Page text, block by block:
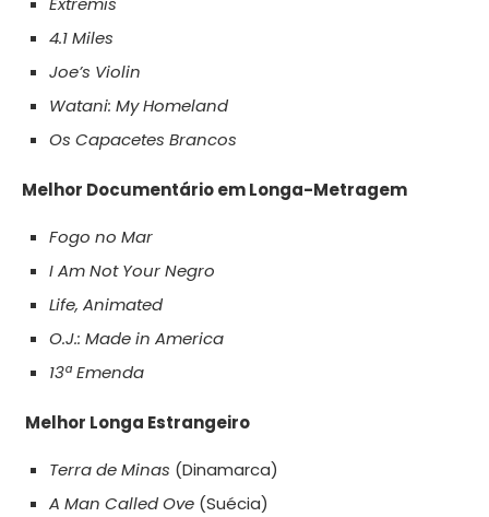
4.1 Miles
Joe’s Violin
Watani: My Homeland
Os Capacetes Brancos
Melhor Documentário em Longa-Metragem
Fogo no Mar
I Am Not Your Negro
Life, Animated
O.J.: Made in America
13ª Emenda
Melhor Longa Estrangeiro
Terra de Minas (Dinamarca)
A Man Called Ove (Suécia)